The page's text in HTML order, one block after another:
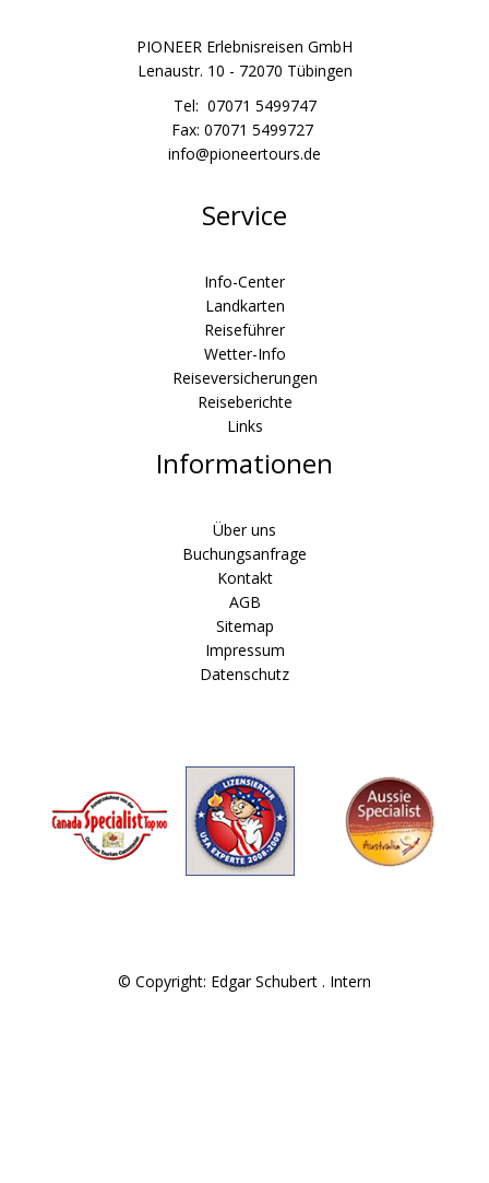
PIONEER Erlebnisreisen GmbH
Lenaustr. 10 - 72070 Tübingen
Tel: 07071 5499747
Fax: 07071 5499727
info@pioneertours.de
Service
Info-Center
Landkarten
Reiseführer
Wetter-Info
Reiseversicherungen
Reiseberichte
Links
Informationen
Über uns
Buchungsanfrage
Kontakt
AGB
Sitemap
Impressum
Datenschutz
© Copyright: Edgar Schubert . Intern